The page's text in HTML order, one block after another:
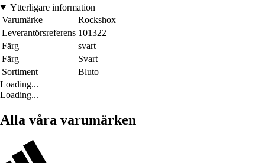
Ytterligare information
Varumärke
Rockshox
Leverantörsreferens 101322
Färg
svart
Färg
Svart
Sortiment
Bluto
Loading...
Loading...
Alla våra varumärken